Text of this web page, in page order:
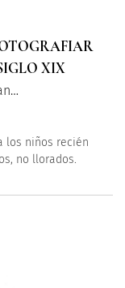
XIX
los niños recién
no llorados.